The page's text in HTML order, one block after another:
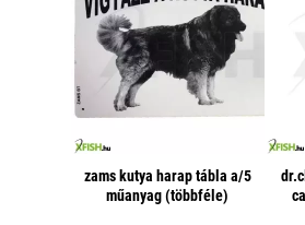
zams kutya harap tábla a/5
műanyag (többféle)